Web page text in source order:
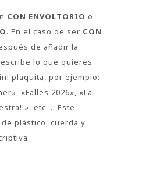
CON ENVOLTORIO o
. En el caso de ser CON
de añadir la
lo que quieres
plaquita, por ejemplo:
«Falles 2026», «La
etc… Este
plástico, cuerda y